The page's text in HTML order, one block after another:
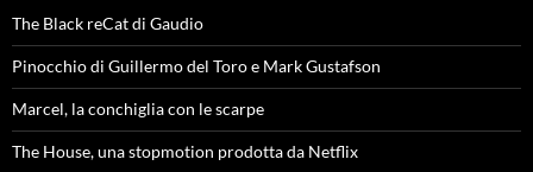
The Black reCat di Gaudio
Pinocchio di Guillermo del Toro e Mark Gustafson
Marcel, la conchiglia con le scarpe
The House, una stopmotion prodotta da Netflix